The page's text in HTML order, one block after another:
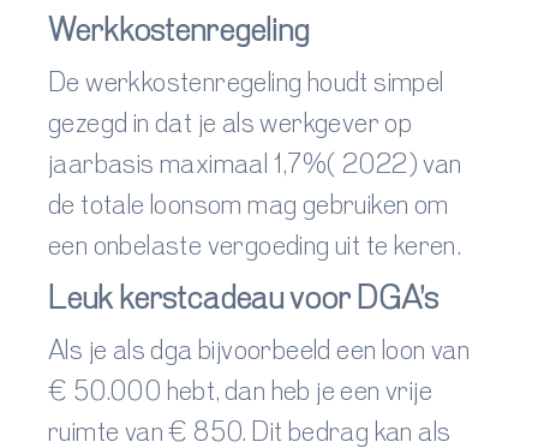
Werkkostenregeling
De werkkostenregeling houdt simpel
gezegd in dat je als werkgever op
jaarbasis maximaal 1,7%( 2022) van
de totale loonsom mag gebruiken om
een onbelaste vergoeding uit te keren.
Leuk kerstcadeau voor DGA’s
Als je als dga bijvoorbeeld een loon van
€ 50.000 hebt, dan heb je een vrije
ruimte van € 850. Dit bedrag kan als